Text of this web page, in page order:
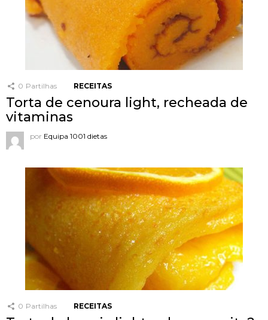
0 Partilhas RECEITAS
Torta de cenoura light, recheada de
vitaminas
por Equipa 1001 dietas
0 Partilhas RECEITAS